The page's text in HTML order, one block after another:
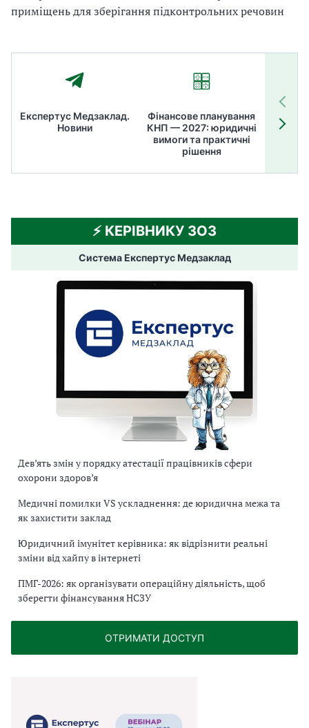
приміщень для зберігання підконтрольних речовин
Експертус Медзаклад.
Новини
Фінансове планування
КНП — 2027: юридичні
вимоги та практичні
рішення
⚡️ КЕРІВНИКУ ЗОЗ
Система Експертус Медзаклад
Дев’ять змін у порядку атестації працівників сфери
охорони здоров’я
Медичні помилки VS ускладнення: де юридична межа та
як захистити заклад
Юридичний імунітет керівника: як відрізнити реальні
зміни від хайпу в інтернеті
ПМГ-2026: як організувати операційну діяльність, щоб
зберегти фінансування НСЗУ
ОТРИМАТИ ДОСТУП